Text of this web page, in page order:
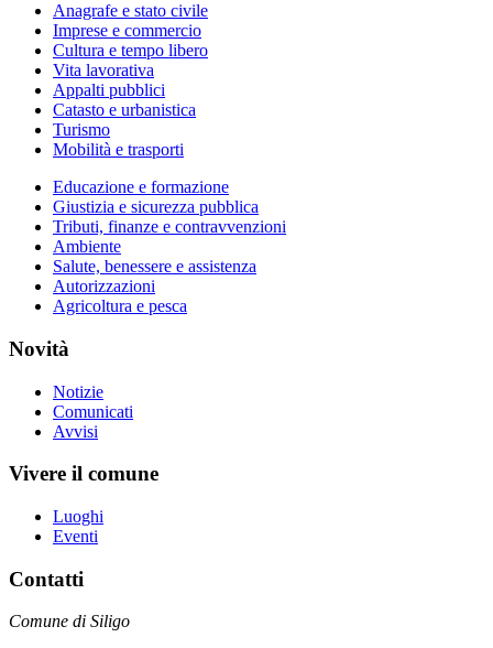
Anagrafe e stato civile
Imprese e commercio
Cultura e tempo libero
Vita lavorativa
Appalti pubblici
Catasto e urbanistica
Turismo
Mobilità e trasporti
Educazione e formazione
Giustizia e sicurezza pubblica
Tributi, finanze e contravvenzioni
Ambiente
Salute, benessere e assistenza
Autorizzazioni
Agricoltura e pesca
Novità
Notizie
Comunicati
Avvisi
Vivere il comune
Luoghi
Eventi
Contatti
Comune di Siligo